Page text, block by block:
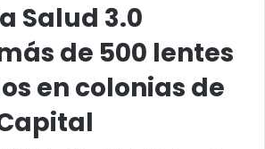
Salud 3.0
de 500 lentes
en colonias de